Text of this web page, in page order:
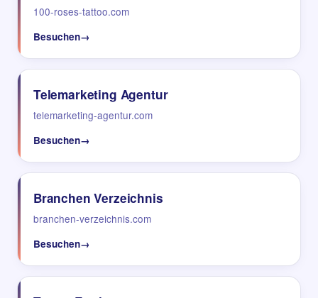
100-roses-tattoo.com
Besuchen→
Telemarketing Agentur
telemarketing-agentur.com
Besuchen→
Branchen Verzeichnis
branchen-verzeichnis.com
Besuchen→